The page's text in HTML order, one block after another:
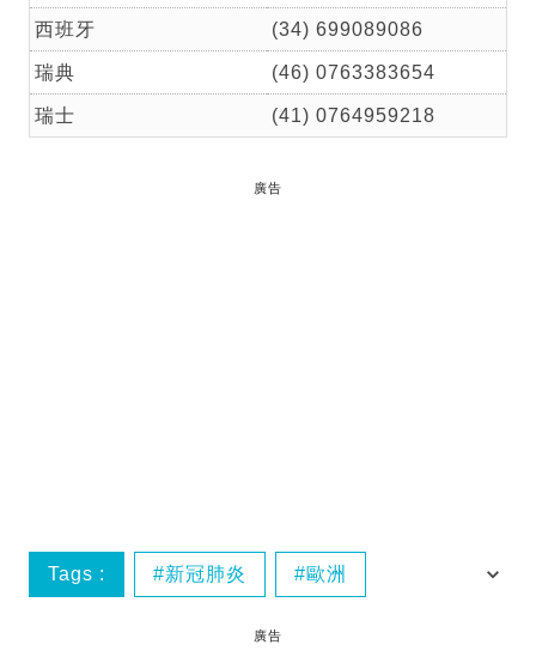
西班牙 (34) 699089086
瑞典 (46) 0763383654
瑞士 (41) 0764959218
廣告
Tags : 新冠肺炎 歐洲
香港政府
廣告